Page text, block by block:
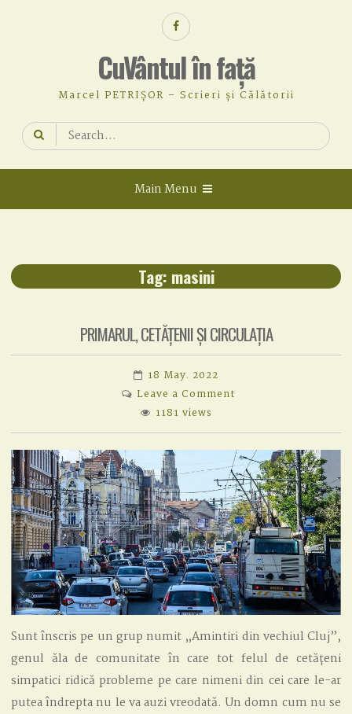
Facebook
CuVântul în față
Marcel PETRIȘOR – Scrieri și Călătorii
Search
for:
Main Menu
Tag: masini
PRIMARUL, CETĂȚENII ȘI CIRCULAȚIA
18 May. 2022
Leave a Comment
CETĂȚENII
ȘI
CIRCULAȚIA
1181 views
Sunt înscris pe un grup numit „Amintiri din vechiul Cluj”,
genul ăla de comunitate în care tot felul de cetățeni
simpatici ridică probleme pe care nimeni din cei care le-ar
putea îndrepta nu le va auzi vreodată. Un domn cum nu se